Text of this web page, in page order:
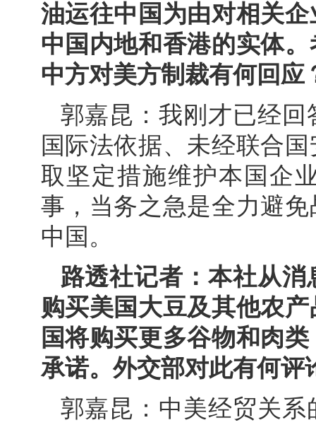
油运往中国为由对相关
中国内地和香港的实体
中方对美方制裁有何回
郭嘉昆：我刚才已经
国际法依据、未经联合
取坚定措施维护本国企
事，当务之急是全力避
中国。
路透社记者：本社从
购买美国大豆及其他农
国将购买更多谷物和肉
承诺。外交部对此有何评
郭嘉昆：中美经贸关